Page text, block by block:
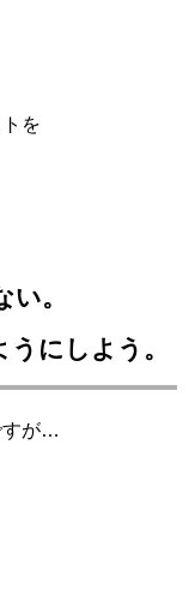
を
。
にしよう。
すが…